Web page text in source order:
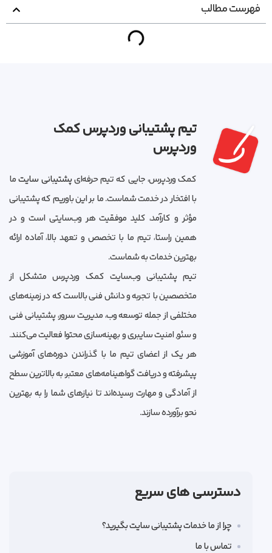
فهرست مطالب
تیم پشتیبانی وردپرس کمک
وردپرس
کمک وردپرس، جایی که تیم حرفه‌ایپشتیبانی سایتما
با افتخار در خدمت شماست. ما بر این باوریم که پشتیبانی
مؤثر و کارآمد، کلید موفقیت هر وب‌سایتی است و در
همین راستا، تیم ما با تخصص و تعهد بالا، آماده ارائه
بهترین خدمات به شماست.
تیم پشتیبانی وب‌سایت کمک وردپرس متشکل از
متخصصین با تجربه و دانش فنی بالاست که در زمینه‌های
مختلفی از جمله توسعه وب، مدیریت سرور، پشتیبانی فنی
و سئو, امنیت سایبری و بهینه‌سازی محتوا فعالیت می‌کنند.
هر یک از اعضای تیم ما با گذراندن دوره‌های آموزشی
پیشرفته و دریافت گواهینامه‌های معتبر، به بالاترین سطح
از آمادگی و مهارت رسیده‌اند تا نیازهای شما را به بهترین
نحو برآورده سازند.
دسترسی های سریع
چرا از ما خدمات پشتیبانی سایت بگیرید؟
تماس با ما